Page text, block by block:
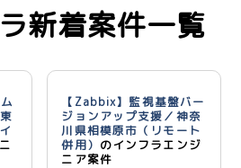
新着案件一覧
【Zabbix】監視基盤バー
ジョンアップ支援／神奈
川県相模原市（リモート
併用） のインフラエンジ
ニア案件